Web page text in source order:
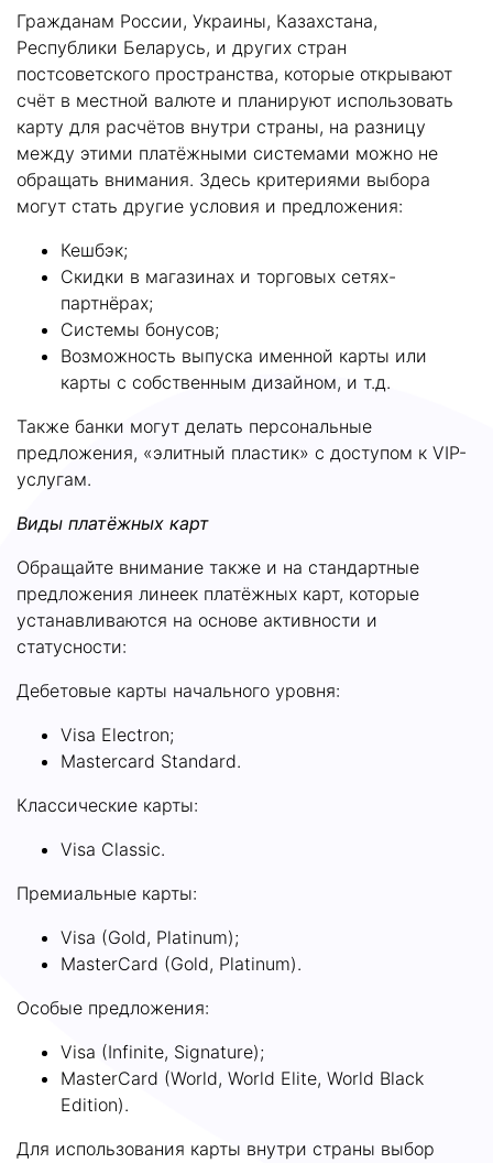
Гражданам России, Украины, Казахстана,
Республики Беларусь, и других стран
постсоветского пространства, которые открывают
счёт в местной валюте и планируют использовать
карту для расчётов внутри страны, на разницу
между этими платёжными системами можно не
обращать внимания. Здесь критериями выбора
могут стать другие условия и предложения:
Кешбэк;
Скидки в магазинах и торговых сетях-
партнёрах;
Системы бонусов;
Возможность выпуска именной карты или
карты с собственным дизайном, и т.д.
Также банки могут делать персональные
предложения, «элитный пластик» с доступом к VIP-
услугам.
Виды платёжных карт
Обращайте внимание также и на стандартные
предложения линеек платёжных карт, которые
устанавливаются на основе активности и
статусности:
Дебетовые карты начального уровня:
Visa Electron;
Masterсard Standard.
Классические карты:
Visa Classic.
Премиальные карты:
Visa (Gold, Platinum);
MasterCard (Gold, Platinum).
Особые предложения:
Visa (Infinite, Signature);
MasterCard (World, World Elite, World Black
Edition).
Для использования карты внутри страны выбор